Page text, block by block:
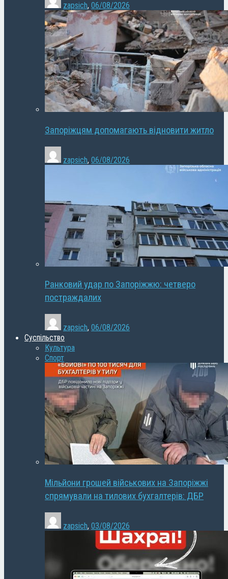
zapsich, 06/08/2026
Запоріжцям допомагають відновити житло
zapsich, 06/08/2026
Ранковий удар по Запоріжжю: четверо
постраждалих
zapsich, 06/08/2026
Суспільство
Культура
Спорт
Мільйони грошей військових на Запоріжжі
спрямували на тилових бухгалтерів: ДБР
zapsich, 03/08/2026